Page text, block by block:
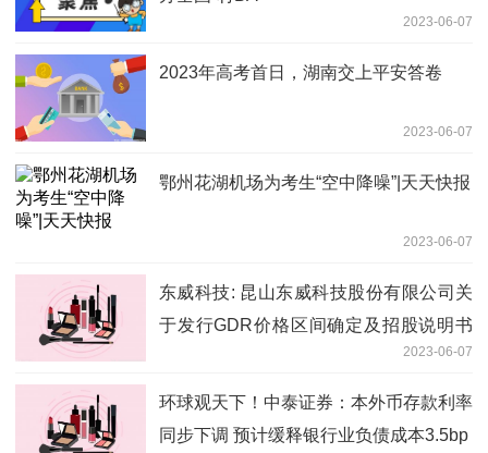
2023-06-07
2023年高考首日，湖南交上平安答卷
2023-06-07
鄂州花湖机场为考生“空中降噪”|天天快报
2023-06-07
东威科技: 昆山东威科技股份有限公司关
于发行GDR价格区间确定及招股说明书
获得瑞士证券交易所监管局招股说明书办
公室批准的公告
2023-06-07
环球观天下！中泰证券：本外币存款利率
同步下调 预计缓释银行业负债成本3.5bp